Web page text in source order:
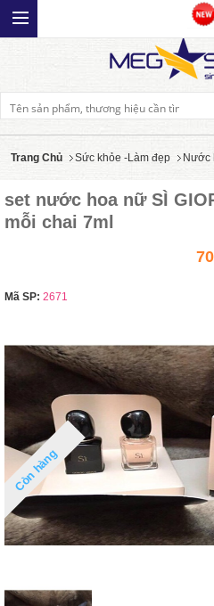
Trang Chủ Sức khỏe -Làm đẹp Nước
set nước hoa nữ SÌ
mỗi chai 7ml
Mã SP: 2671
Còn hàng